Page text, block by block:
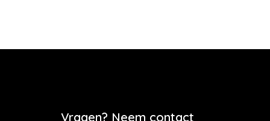
Vragen? Neem contact